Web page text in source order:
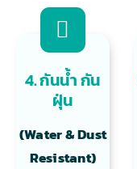
4. กันน้ำ กัน
ฝุ่น
(Water & Dust
Resistant)